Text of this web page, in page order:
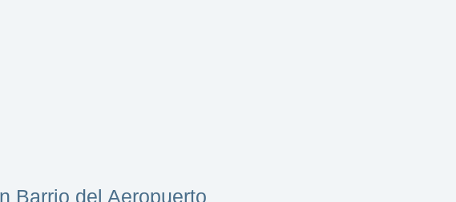
Barrio del Aeropuerto